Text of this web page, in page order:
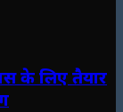
के लिए तैयार